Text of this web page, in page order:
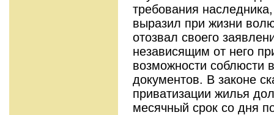
требования
выразил при жизни
отозвал своего
независящим от него
возможности соблюсти
документов. В законе
приватизации жилья
месячный срок со дня